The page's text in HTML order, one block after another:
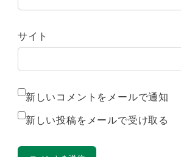
サイト
新しいコメントをメールで通知
新しい投稿をメールで受け取る